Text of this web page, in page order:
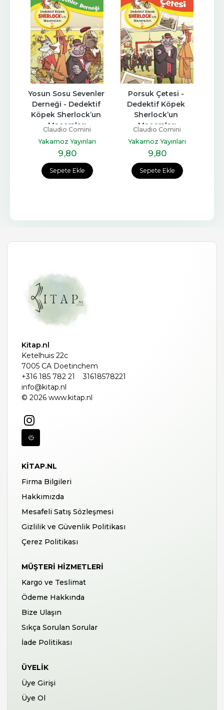
Sepete Ekle
Yosun Sosu Sevenler
Derneği - Dedektif
Köpek Sherlock’un
Maceraları
Claudio Comini
Yakamoz Yayınları
9,80
Sepete Ekle
Porsuk Çetesi -
Dedektif Köpek
Sherlock’un
Maceraları
Claudio Comini
Yakamoz Yayınları
9,80
Kitap.nl
Ketelhuis 22c
7005 CA Doetinchem
+316 185 782 21
31618578221
info@kitap.nl
© 2026 www.kitap.nl
KITAP.NL
Firma Bilgileri
Hakkımızda
Mesafeli Satış Sözleşmesi
Gizlilik ve Güvenlik Politikası
Çerez Politikası
MÜŞTERI HIZMETLERI
Kargo ve Teslimat
Ödeme Hakkında
Bize Ulaşın
Sıkça Sorulan Sorular
İade Politikası
ÜYELIK
Üye Girişi
Üye Ol